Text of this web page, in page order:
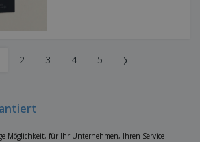
2 3 4 5 ›
Möglichkeit, für Ihr Unternehmen, Ihren Service